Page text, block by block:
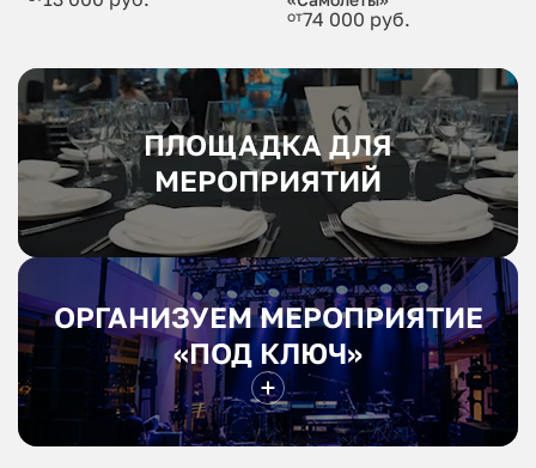
от74 000 руб.
ПЛОЩАДКА ДЛЯ
МЕРОПРИЯТИЙ
ОРГАНИЗУЕМ МЕРОПРИЯТИЕ
«ПОД КЛЮЧ»